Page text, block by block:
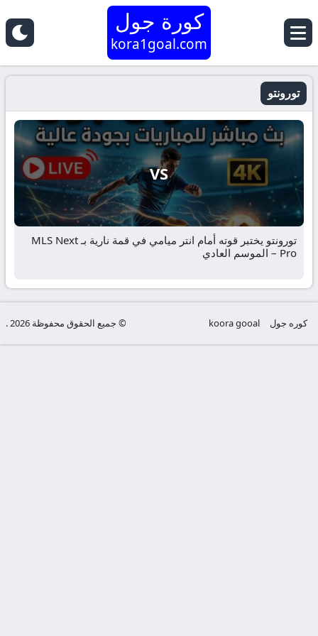
كورة جول
kora1goal.com
تورونتو
VS
تورونتو يختبر قوته أمام انتر ميامي في قمة نارية بـ MLS Next
Pro – الموسم العادي
كوره جول koora gooal © جميع الحقوق محفوظة 2026 .